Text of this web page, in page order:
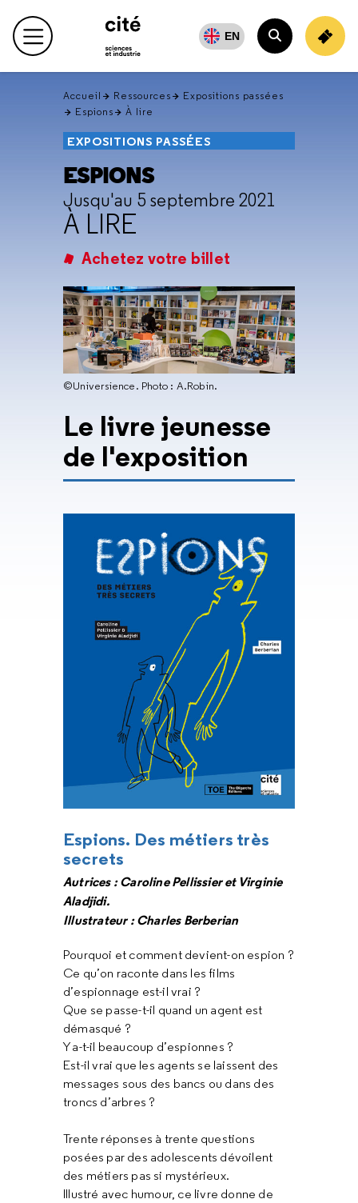
en
haut Menu principal EN
Rechercher
Accueil Ressources
Expositions passées
Espions
À lire
EXPOSITIONS PASSÉES
ESPIONS
Jusqu'au 5 septembre 2021
À LIRE
Achetez votre billet
©Universience. Photo : A.Robin.
Le livre jeunesse
de l'exposition
Espions. Des métiers très
secrets
Autrices : Caroline Pellissier et Virginie
Aladjidi.
Illustrateur :Charles Berberian
Pourquoi et comment devient-on espion ?
Ce qu’on raconte dans les films
d’espionnage est-il vrai ?
Que se passe-t-il quand un agent est
démasqué ?
Y a-t-il beaucoup d’espionnes ?
Est-il vrai que les agents se laissent des
messages sous des bancs ou dans des
troncs d’arbres ?
Trente réponses à trente questions
posées par des adolescents dévoilent
des métiers pas si mystérieux.
Illustré avec humour, ce livre donne de